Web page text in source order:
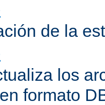
de la
los
formato